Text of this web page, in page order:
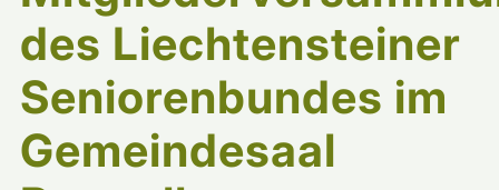
des Liechtensteiner
Seniorenbundes im
Gemeindesaal